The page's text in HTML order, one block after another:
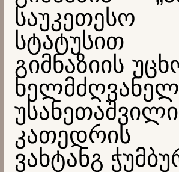
სტატუსით
გიმნაზიის
კათედრის
ვახტანგ